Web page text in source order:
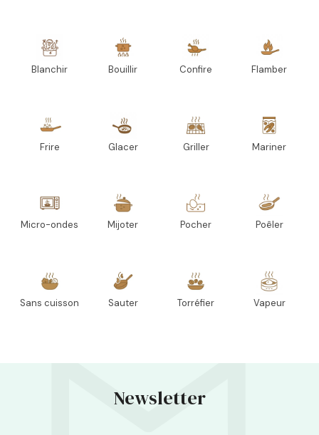
Blanchir Bouillir Confire Flamber
Frire Glacer Griller Mariner
Micro-ondes Mijoter Pocher Poêler
Sans cuisson Sauter Torréfier Vapeur
Newsletter